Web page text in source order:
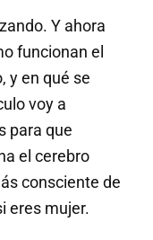
Y ahora
funcionan el
y en qué se
voy a
para que
el cerebro
consciente de
eres mujer.